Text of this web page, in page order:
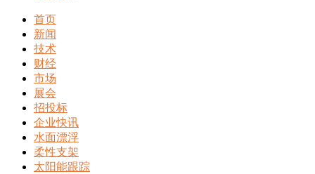
首页
新闻
技术
财经
市场
展会
招投标
企业快讯
水面漂浮
柔性支架
太阳能跟踪